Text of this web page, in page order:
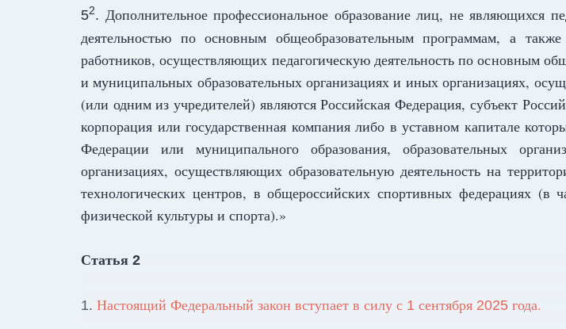
52. Дополнительное профессиональное образование лиц, не являющихся
деятельностью по основным общеобразовательным программам, а также
работников, осуществляющих педагогическую деятельность по основным
и муниципальных образовательных организациях и иных организациях,
(или одним из учредителей) являются Российская Федерация, субъект
корпорация или государственная компания либо в уставном капитале
Федерации или муниципального образования, образовательных
организациях, осуществляющих образовательную деятельность на
технологических центров, в общероссийских спортивных федерациях (в
физической культуры и спорта).»
Статья 2
1. Настоящий Федеральный закон вступает в силу с 1 сентября 2025 года.